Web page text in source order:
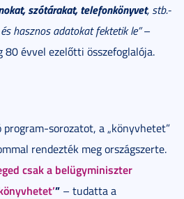
szótárakat, telefonkönyvet, stb.-
hasznos adatokat fektetik le”–
80 évvel ezelőtti összefoglalója.
sorozatot, a „könyvhetet”
rendezték meg országszerte.
csak a belügyminiszter
” – tudatta a